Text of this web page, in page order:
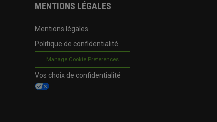
MENTIONS LÉGALES
Mentions légales
Politique de confidentialité
Manage Cookie Preferences
Vos choix de confidentialité